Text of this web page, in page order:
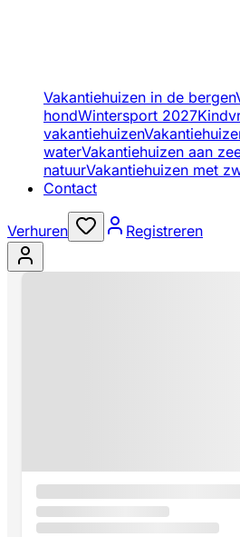
Vakantiehuizen in de bergen
hondWintersport 2027
vakantiehuizen
waterVakantiehuizen aan zee
natuurVakantiehuizen met
Contact
Verhuren Registreren